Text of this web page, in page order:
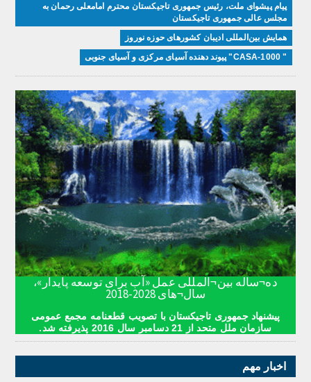
پیام پیشوای ملت، رئیس جمهوری تاجیکستان محترم امامعلی رحمان به
مجلس عالی جمهوری تاجیکستان
همایش بین‌المللی ادیبان کشور‌های حوزه نوروز
" CASA-1000" پیوند دهنده آسیای مرکزی و آسیای جنوبی
ده¬ساله بین¬المللی عمل «آب برای توسعه پایدار»،
سال¬های 2028-2018
پیشنهاد جمهوری تاجیکستان با تصویب قطعنامه مجمع عمومی
سازمان ملل متحد از 21 دسامبر سال 2016 پذیرفته شد.
اخبار مهم